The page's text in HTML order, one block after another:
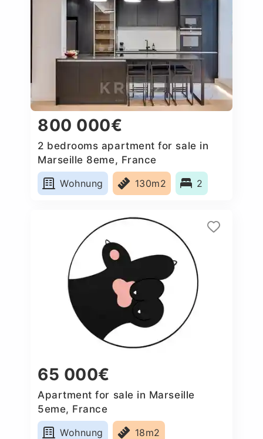
800 000€
2 bedrooms apartment for sale in
Marseille 8eme, France
Wohnung
130m2 2
65 000€
Apartment for sale in Marseille
5eme, France
Wohnung
18m2